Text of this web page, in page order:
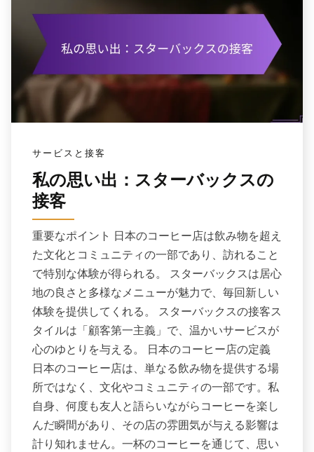
サービスと接客
私の思い出：スターバックスの
接客
重要なポイント 日本のコーヒー店は飲み物を超え
た文化とコミュニティの一部であり、訪れること
で特別な体験が得られる。 スターバックスは居心
地の良さと多様なメニューが魅力で、毎回新しい
体験を提供してくれる。 スターバックスの接客ス
タイルは「顧客第一主義」で、温かいサービスが
心のゆとりを与える。 日本のコーヒー店の定義
日本のコーヒー店は、単なる飲み物を提供する場
所ではなく、文化やコミュニティの一部です。私
自身、何度も友人と語らいながらコーヒーを楽し
んだ瞬間があり、その店の雰囲気が与える影響は
計り知れません。一杯のコーヒーを通じて、思い